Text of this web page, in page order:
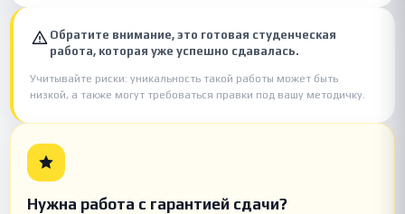
Обратите внимание, это готовая студенческая
работа, которая уже успешно сдавалась.
Учитывайте риски: уникальность такой работы может быть
низкой, а также могут требоваться правки под вашу методичку.
Нужна работа с гарантией сдачи?